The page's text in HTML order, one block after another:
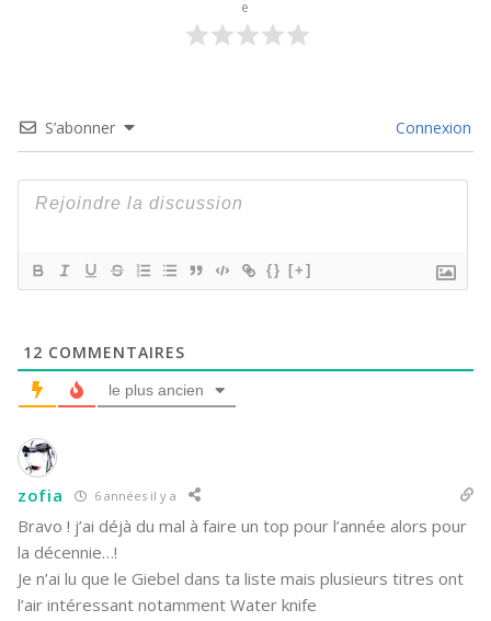
e
S’abonner Connexion
{} [+]
12 COMMENTAIRES
le plus ancien
zofia 6 années il y a
Bravo ! j’ai déjà du mal à faire un top pour l’année alors pour
la décennie…!
Je n’ai lu que le Giebel dans ta liste mais plusieurs titres ont
l’air intéressant notamment Water knife